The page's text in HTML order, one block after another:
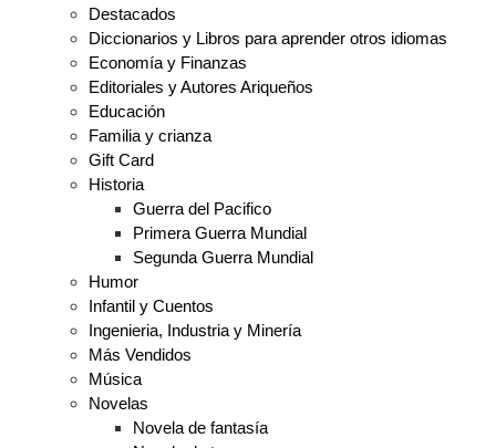
Destacados
Diccionarios y Libros para aprender otros idiomas
Economía y Finanzas
Editoriales y Autores Ariqueños
Educación
Familia y crianza
Gift Card
Historia
Guerra del Pacifico
Primera Guerra Mundial
Segunda Guerra Mundial
Humor
Infantil y Cuentos
Ingenieria, Industria y Minería
Más Vendidos
Música
Novelas
Novela de fantasía